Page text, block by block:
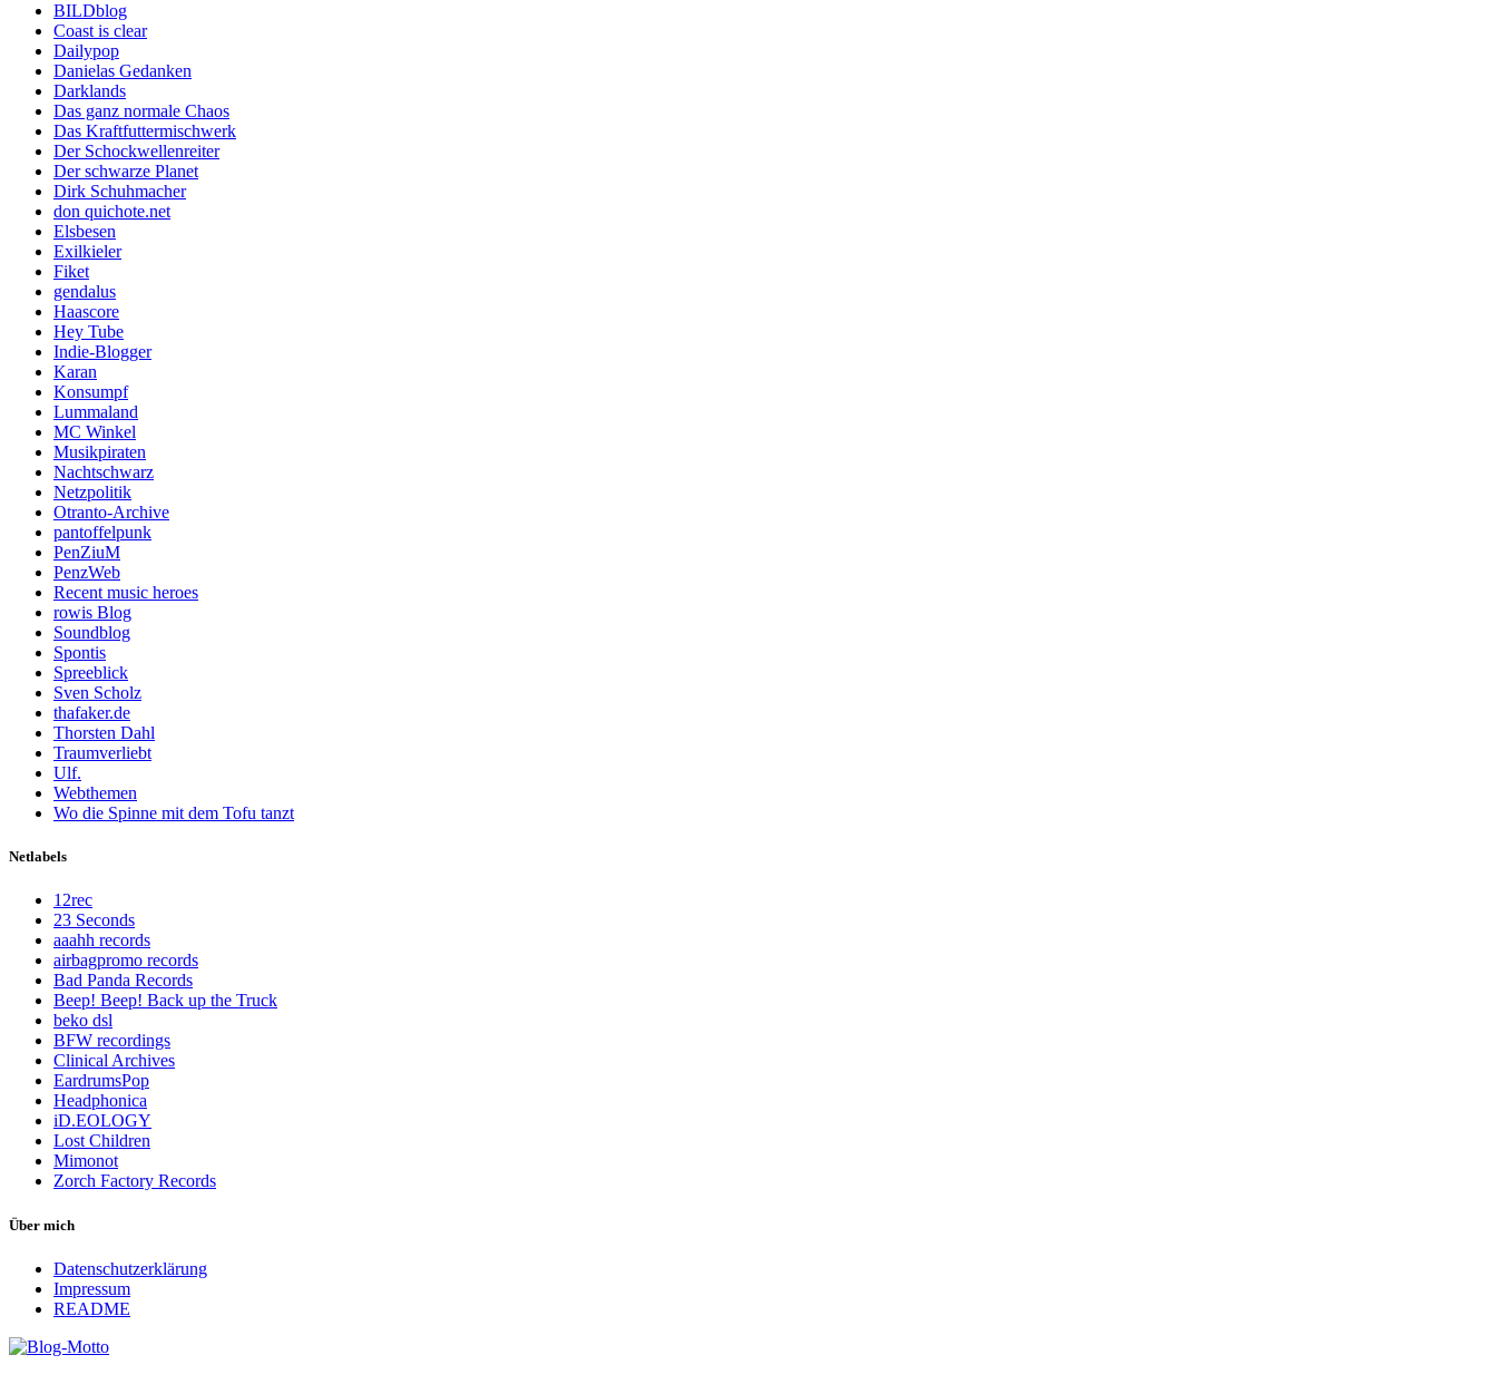
BILDblog
Coast is clear
Dailypop
Danielas Gedanken
Darklands
Das ganz normale Chaos
Das Kraftfuttermischwerk
Der Schockwellenreiter
Der schwarze Planet
Dirk Schuhmacher
don quichote.net
Elsbesen
Exilkieler
Fiket
gendalus
Haascore
Hey Tube
Indie-Blogger
Karan
Konsumpf
Lummaland
MC Winkel
Musikpiraten
Nachtschwarz
Netzpolitik
Otranto-Archive
pantoffelpunk
PenZiuM
PenzWeb
Recent music heroes
rowis Blog
Soundblog
Spontis
Spreeblick
Sven Scholz
thafaker.de
Thorsten Dahl
Traumverliebt
Ulf.
Webthemen
Wo die Spinne mit dem Tofu tanzt
Netlabels
12rec
23 Seconds
aaahh records
airbagpromo records
Bad Panda Records
Beep! Beep! Back up the Truck
beko dsl
BFW recordings
Clinical Archives
EardrumsPop
Headphonica
iD.EOLOGY
Lost Children
Mimonot
Zorch Factory Records
Über mich
Datenschutzerklärung
Impressum
README